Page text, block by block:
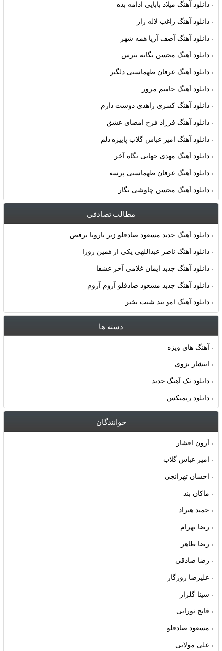
دانلود آهنگ میلاد بابایی ادامه بده
دانلود آهنگ راغب لاله زار
دانلود آهنگ آصف آریا همه شهر
دانلود آهنگ محسن یگانه بترس
دانلود آهنگ عرفان طهماسبی دلگیر
دانلود آهنگ حامیم مرور
دانلود آهنگ کسری زاهدی دوست دارم
دانلود آهنگ فرزاد فرخ امضای عشق
دانلود آهنگ امیر عباس گلاب پاییزه دلم
دانلود آهنگ مهدی جهانی نگاه آخر
دانلود آهنگ عرفان طهماسبی پرسه
دانلود آهنگ محسن چاوشی نگار
مطالب تصادفی
دانلود آهنگ جدید مسعود صادقلو زير بارونا برقص
دانلود آهنگ ناصر عبداللهی یکی از همین روزا
دانلود آهنگ جدید ایمان غلامی آخر عشقا
دانلود آهنگ جدید مسعود صادقلو آروم آروم
دانلود آهنگ امو بند شبت بخیر
دسته ها
آهنگ های ویژه
انتشار بزوی …
دانلود تک آهنگ جدید
دانلود ریمیکس
خوانندگان
آرون افشار
امیر عباس گلاب
احسان تهرانچی
ماکان بند
حمید هیراد
رضا بهرام
رضا طاهر
رضا صادقی
علیرضا روزگار
سینا گلزار
فاتح نورایی
مسعود صادقلو
علی مولایی